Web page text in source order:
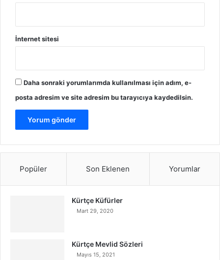
İnternet sitesi
Daha sonraki yorumlarımda kullanılması için adım, e-
posta adresim ve site adresim bu tarayıcıya kaydedilsin.
Popüler Son Eklenen Yorumlar
Kürtçe Küfürler
Mart 29, 2020
Kürtçe Mevlid Sözleri
Mayıs 15, 2021